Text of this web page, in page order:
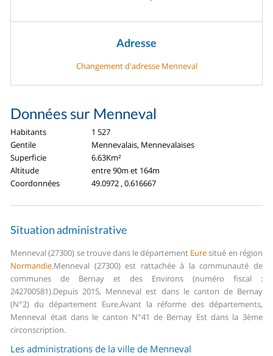
Adresse
Changement d'adresse Menneval
Données sur Menneval
Habitants
1 527
Gentile
Mennevalais, Mennevalaises
Superficie
6.63Km²
Altitude
entre 90m et 164m
Coordonnées
49.0972 , 0.616667
Situation administrative
Menneval (27300) se trouve dans le département Euresitué en région
Normandie.Menneval (27300) est rattachée à la communauté de
communes de Bernay et des Environs (numéro fiscal :
242700581).Depuis 2015, Menneval est dans le canton de Bernay
(N°2) du département Eure.Avant la réforme des départements,
Menneval était dans le canton N°41 de Bernay Est dans la 3ème
circonscription.
Les administrations de la ville de Menneval